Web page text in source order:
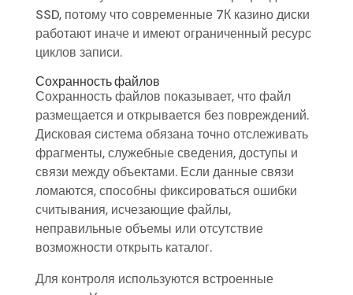
SSD, потому что современные 7К казино диски
работают иначе и имеют ограниченный ресурс
циклов записи.
Сохранность файлов
Сохранность файлов показывает, что файл
размещается и открывается без повреждений.
Дисковая система обязана точно отслеживать
фрагменты, служебные сведения, доступы и
связи между объектами. Если данные связи
ломаются, способны фиксироваться ошибки
считывания, исчезающие файлы,
неправильные объемы или отсутствие
возможности открыть каталог.
Для контроля используются встроенные